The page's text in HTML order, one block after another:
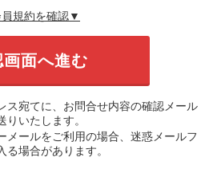
規約を確認▼
宛てに、お問合せ内容の確認メール
りいたします。
ールをご利用の場合、迷惑メールフ
る場合があります。